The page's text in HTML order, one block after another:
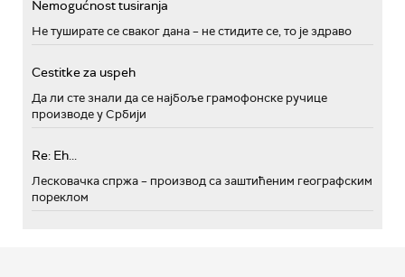
Nemogućnost tusiranja
Не туширате се сваког дана – не стидите се, то је здраво
Cestitke za uspeh
Да ли сте знали да се најбоље грамофонске ручице
производе у Србији
Re: Eh...
Лесковачка спржа – производ са заштићеним географским
пореклом